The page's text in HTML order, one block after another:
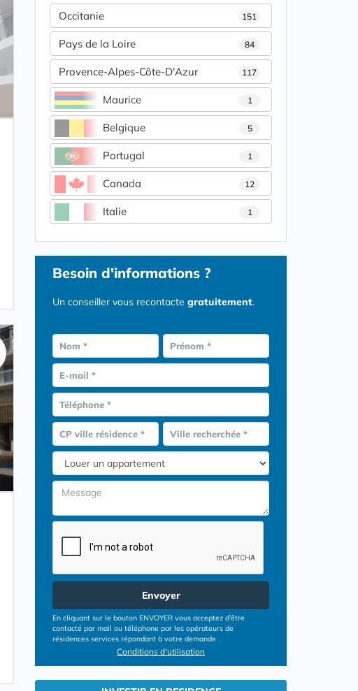
Occitanie 151
Pays de la Loire 84
Provence-Alpes-Côte-D'Azur 117
Maurice 1
Belgique 5
Portugal 1
Canada 12
Italie 1
Besoin d'informations ?
Un conseiller vous recontacte gratuitement.
Nom * Prénom *
E-mail *
Téléphone *
CP ville résidence * Ville recherchée *
Envoyer
En cliquant sur le bouton ENVOYER vous acceptez d’être
contacté par mail ou téléphone par les opérateurs de
résidences services répondant à votre demande
Conditions d'utilisation